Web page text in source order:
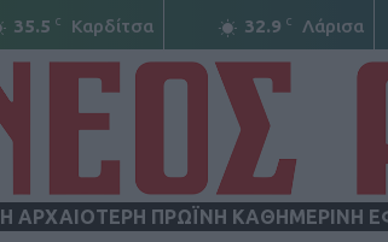
35.5 C Καρδίτσα 32.9 C Λάρισα
Η ΑΡΧΑΙΟΤΕΡΗ ΠΡΩΪΝΗ ΚΑΘΗΜΕΡΙΝΗ